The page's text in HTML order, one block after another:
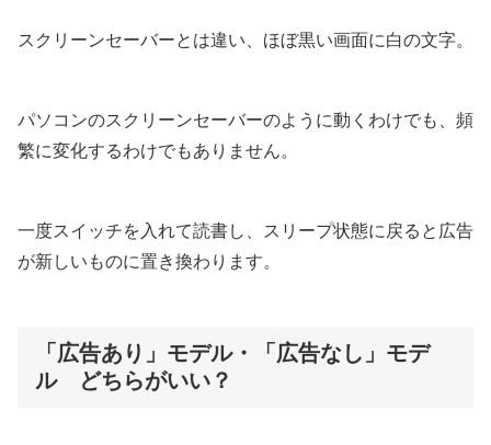
スクリーンセーバーとは違い、ほぼ黒い画面に白の文字。
パソコンのスクリーンセーバーのように動くわけでも、頻
繁に変化するわけでもありません。
一度スイッチを入れて読書し、スリープ状態に戻ると広告
が新しいものに置き換わります。
「広告あり」モデル・「広告なし」モデ
ル どちらがいい？